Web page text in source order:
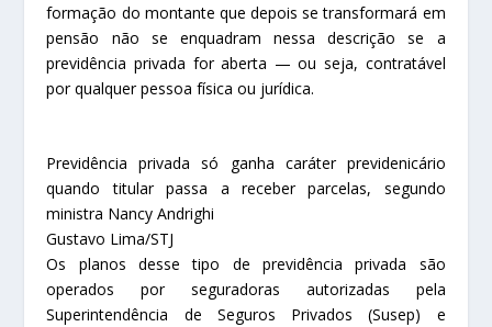
formação do montante que depois se transformará em
pensão não se enquadram nessa descrição se a
previdência privada for aberta — ou seja, contratável
por qualquer pessoa física ou jurídica.
Previdência privada só ganha caráter previdenicário
quando titular passa a receber parcelas, segundo
ministra Nancy Andrighi
Gustavo Lima/STJ
Os planos desse tipo de previdência privada são
operados por seguradoras autorizadas pela
Superintendência de Seguros Privados (Susep) e